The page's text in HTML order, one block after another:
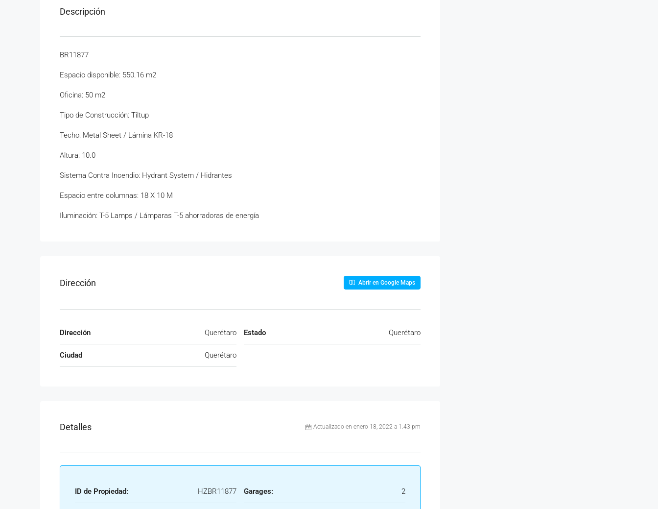
Descripción
BR11877
Espacio disponible: 550.16 m2
Oficina: 50 m2
Tipo de Construcción: Tiltup
Techo: Metal Sheet / Lámina KR-18
Altura: 10.0
Sistema Contra Incendio: Hydrant System / Hidrantes
Espacio entre columnas: 18 X 10 M
Iluminación: T-5 Lamps / Lámparas T-5 ahorradoras de energía
Dirección Abrir en Google Maps
Dirección Querétaro
Ciudad Querétaro
Estado Querétaro
Detalles Actualizado en enero 18, 2022 a 1:43 pm
ID de Propiedad: HZBR11877 Garages: 2